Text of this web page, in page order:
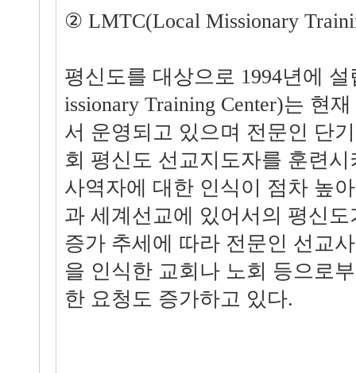
② LMTC(Local Missionary
평신도를 대상으로 1994년에
issionary Training Center)는 현
서 운영되고 있으며 전문인 단
회 평신도 선교지도자를 훈련
사역자에 대한 인식이 점차 높
과 세계선교에 있어서의 평신
증가 추세에 따라 전문인 선교
을 인식한 교회나 노회 등으로
한 요청도 증가하고 있다.